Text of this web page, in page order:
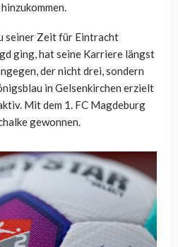
seiner Zeit für Eintracht
ging, hat seine Karriere längst
der nicht drei, sondern
in Gelsenkirchen erzielt
Mit dem 1. FC Magdeburg
gewonnen.